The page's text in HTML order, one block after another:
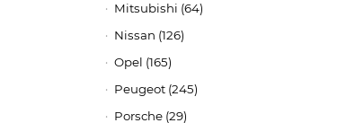
Mitsubishi (64)
Nissan (126)
Opel (165)
Peugeot (245)
Porsche (29)